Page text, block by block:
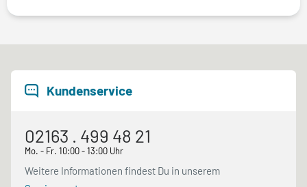
Kundenservice
02163 . 499 48 21
Mo. - Fr. 10:00 - 13:00 Uhr
Weitere Informationen findest Du in unserem